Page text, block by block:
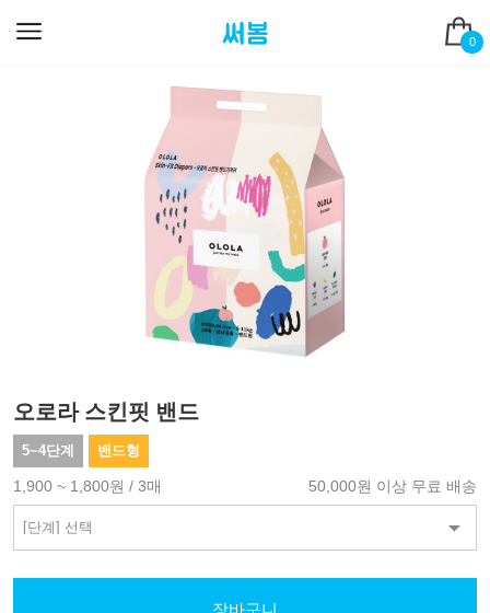
0
오로라 스킨핏 밴드
5~4단계 밴드형
1,900 ~ 1,800원 / 3매 50,000원 이상 무료 배송
장바구니